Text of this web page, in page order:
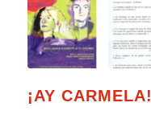
¡AY CARMELA!